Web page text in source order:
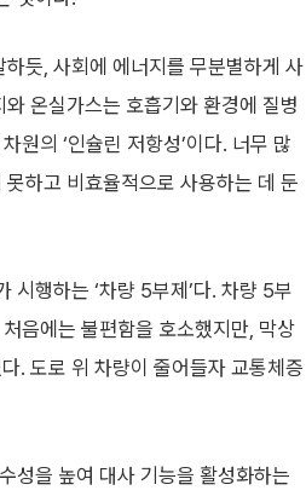
듯, 사회에 에너지를 무분별하게 사
온실가스는 호흡기와 환경에 질병
원의 ‘인슐린 저항성’이다. 너무 많
하고 비효율적으로 사용하는 데 둔
시행하는 ‘차량 5부제’다. 차량 5부
음에는 불편함을 호소했지만, 막상
. 도로 위 차량이 줄어들자 교통체증
성을 높여 대사 기능을 활성화하는